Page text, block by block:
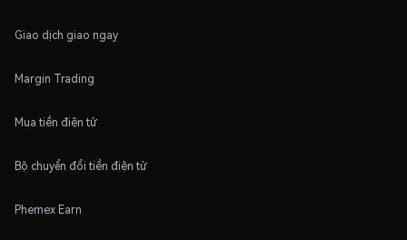
Giao dịch giao ngay
Margin Trading
Mua tiền điện tử
Bộ chuyển đổi tiền điện tử
Phemex Earn